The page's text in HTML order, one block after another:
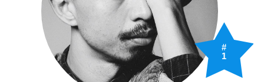
#
1